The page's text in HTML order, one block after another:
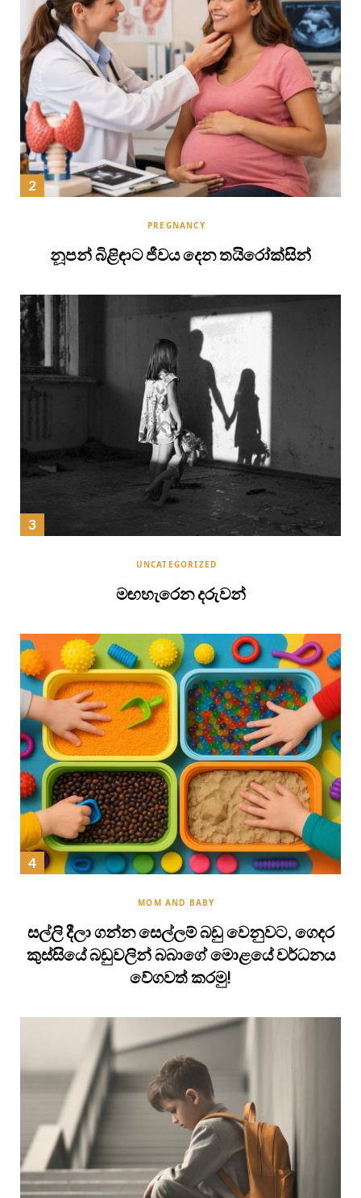
PREGNANCY
නූපන් බිළිඳාට ජීවය දෙන තයිරෝක්සින්
UNCATEGORIZED
මඟහැරෙන දරුවන්
MOM AND BABY
සල්ලි දීලා ගන්න සෙල්ලම් බඩු වෙනුවට, ගෙදර
කුස්සියේ බඩුවලින් බබාගේ මොළයේ වර්ධනය
වේගවත් කරමු!